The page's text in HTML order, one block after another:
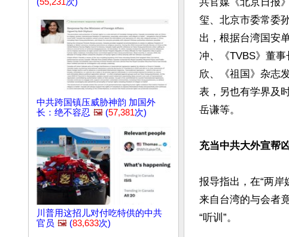
中共跨国镇压威胁神韵 加国外
长：绝不容忍 🖼️ (57,381次)
川普用这招儿对付吃特供的中共
官员 🖼️ (83,633次)
玺、北京市委常委
出，根据台湾国安
冲、《TVBS》董
欣、《祖国》杂志
表，另也有学界及
岳谦等。
充当中共大外宣帮
报导指出，在“两岸
来自台湾的与会者
“听训”。